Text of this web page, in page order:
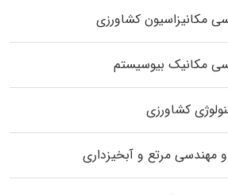
مکانیزاسیون کشاورزی
مکانیک بیوسیستم
کشاورزی
مهندسی مرتع و آبخیزداری